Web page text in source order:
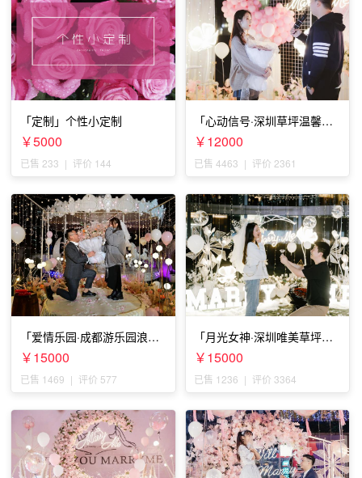
「定制」个性小定制
￥5000
已售 233 | 评价 144
「心动信号·深圳草坪温馨求
婚」
￥12000
已售 4463 | 评价 2361
「爱情乐园·成都游乐园浪漫
求婚」
￥15000
已售 1469 | 评价 577
「月光女神·深圳唯美草坪浪
漫求婚」
￥15000
已售 1236 | 评价 3364